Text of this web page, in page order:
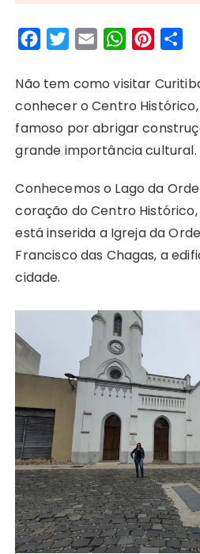
c
e
b
o
k
i
t
t
e
a
i
l
W
a
t
s
A
p
n
t
e
r
s
t
a
r
e
Não tem como visitar
conhecer o Centro Histórico,
famoso por abrigar
grande importância cultural.
Conhecemos o Lago da
coração do Centro
está inserida a Igreja da
Francisco das Chagas, a
cidade.